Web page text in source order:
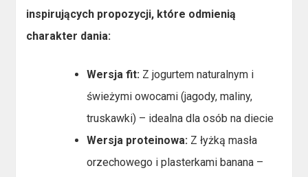
inspirujących propozycji, które odmienią
charakter dania:
Wersja fit: Z jogurtem naturalnym i
świeżymi owocami (jagody, maliny,
truskawki) – idealna dla osób na diecie
Wersja proteinowa: Z łyżką masła
orzechowego i plasterkami banana –